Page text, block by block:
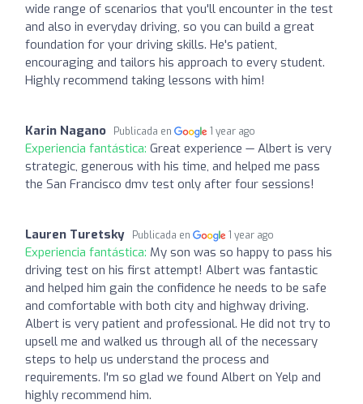
wide range of scenarios that you'll encounter in the test
and also in everyday driving, so you can build a great
foundation for your driving skills. He's patient,
encouraging and tailors his approach to every student.
Highly recommend taking lessons with him!
Karin Nagano Publicada en 1 year ago
Experiencia fantástica: Great experience — Albert is very
strategic, generous with his time, and helped me pass
the San Francisco dmv test only after four sessions!
Lauren Turetsky Publicada en 1 year ago
Experiencia fantástica: My son was so happy to pass his
driving test on his first attempt! Albert was fantastic
and helped him gain the confidence he needs to be safe
and comfortable with both city and highway driving.
Albert is very patient and professional. He did not try to
upsell me and walked us through all of the necessary
steps to help us understand the process and
requirements. I'm so glad we found Albert on Yelp and
highly recommend him.